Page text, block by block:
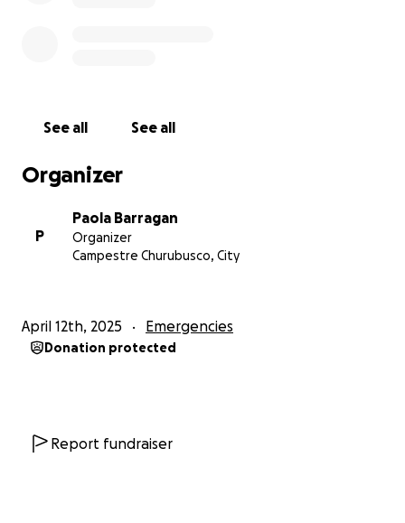
See all See all
Organizer
P
Paola Barragan
Organizer
Campestre Churubusco, City
April 12th, 2025 Emergencies
Donation protected
Report fundraiser